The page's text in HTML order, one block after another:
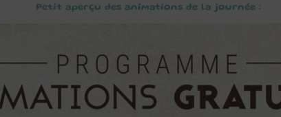
Petit aperçu des animations de la journée :